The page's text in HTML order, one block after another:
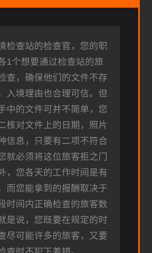
检查站的检查官，您的职
1个想要通过检查站的旅
查，确保他们的文件不存
入境理由也合理可信。但
中的文件可并不简单，您
核对文件上的日期，照片
信息，只要有二项不符合
就必须将这位旅客拒之门
，您各天的工作时间是有
而您能拿到的报酬取决于
时间内正确检查的旅客数
是说，您既要在规定的时
尽可能许多的旅客，又要